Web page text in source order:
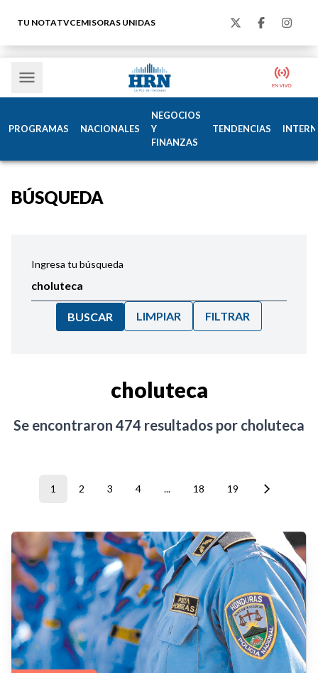
TU NOTATVCEMISORAS UNIDAS
PROGRAMAS NACIONALES
NEGOCIOS
Y
FINANZAS
TENDENCIAS
BÚSQUEDA
Ingresa tu búsqueda
BUSCAR LIMPIAR FILTRAR
choluteca
Se encontraron 474 resultados por choluteca
1 2 3 4 ... 18 19